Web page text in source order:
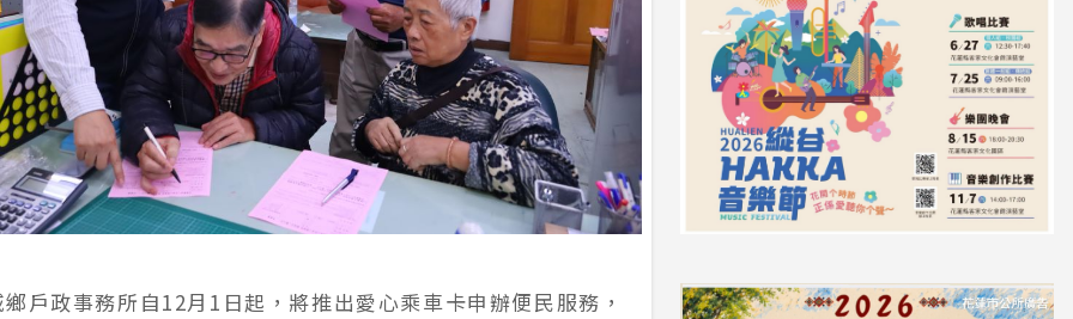
戶政事務所自12月1日起，將推出愛心乘車卡申辦便民服務，